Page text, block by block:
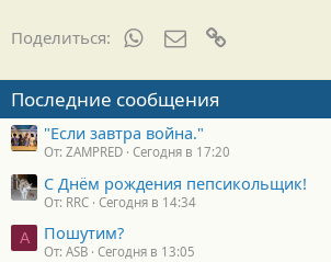
Поделиться: WhatsAppЭлектронная почта
Последние сообщения
"Если завтра война."
От: ZAMPRED Сегодня в 17:20
С Днём рождения пепсикольщик!
От: RRC Сегодня в 14:34
A Пошутим?
От: ASB Сегодня в 13:05